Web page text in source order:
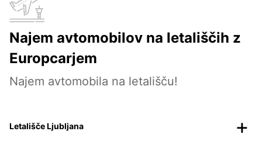
Najem avtomobilov na letališčih z
Europcarjem
Najem avtomobila na letališču!
Letališče Ljubljana